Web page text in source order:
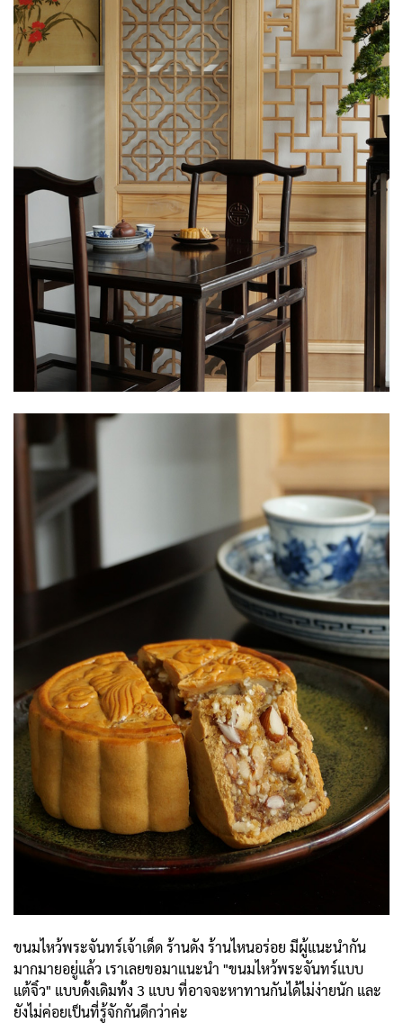
ขนมไหว้พระจันทร์เจ้าเด็ด ร้านดัง ร้านไหนอร่อย มีผู้แนะนำกัน
มากมายอยู่แล้ว เราเลยขอมาแนะนำ "ขนมไหว้พระจันทร์แบบ
แต้จิ๋ว" แบบดั้งเดิมทั้ง 3 แบบ ที่อาจจะหาทานกันได้ไม่ง่ายนัก และ
ยังไม่ค่อยเป็นที่รู้จักกันดีกว่าค่ะ